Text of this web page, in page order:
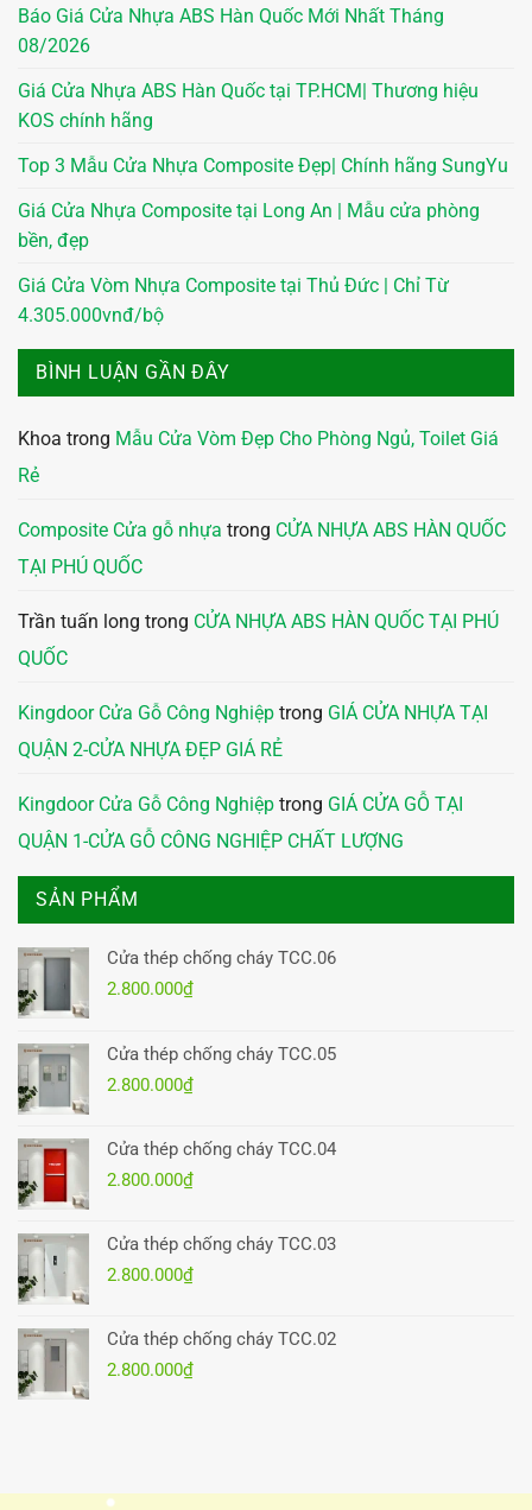
Báo Giá Cửa Nhựa ABS Hàn Quốc Mới Nhất Tháng
08/2026
Giá Cửa Nhựa ABS Hàn Quốc tại TP.HCM| Thương hiệu
KOS chính hãng
Top 3 Mẫu Cửa Nhựa Composite Đẹp| Chính hãng SungYu
Giá Cửa Nhựa Composite tại Long An | Mẫu cửa phòng
bền, đẹp
Giá Cửa Vòm Nhựa Composite tại Thủ Đức | Chỉ Từ
4.305.000vnđ/bộ
BÌNH LUẬN GẦN ĐÂY
Khoa trong Mẫu Cửa Vòm Đẹp Cho Phòng Ngủ, Toilet Giá
Rẻ
Composite Cửa gỗ nhựa trong CỬA NHỰA ABS HÀN QUỐC
TẠI PHÚ QUỐC
Trần tuấn long trong CỬA NHỰA ABS HÀN QUỐC TẠI PHÚ
QUỐC
Kingdoor Cửa Gỗ Công Nghiệp trong GIÁ CỬA NHỰA TẠI
QUẬN 2-CỬA NHỰA ĐẸP GIÁ RẺ
Kingdoor Cửa Gỗ Công Nghiệp trong GIÁ CỬA GỖ TẠI
QUẬN 1-CỬA GỖ CÔNG NGHIỆP CHẤT LƯỢNG
SẢN PHẨM
Cửa thép chống cháy TCC.06
2.800.000₫
Cửa thép chống cháy TCC.05
2.800.000₫
Cửa thép chống cháy TCC.04
2.800.000₫
Cửa thép chống cháy TCC.03
2.800.000₫
Cửa thép chống cháy TCC.02
2.800.000₫